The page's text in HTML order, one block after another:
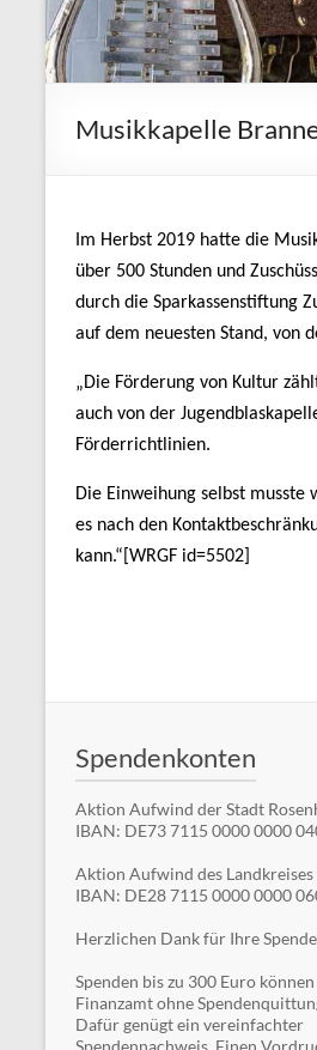
Musikkapelle
Im Herbst 2019 hatte die
über 500 Stunden und
durch die Sparkassenstiftung
auf dem neuesten Stand, von
„Die Förderung von Kultur
auch von der
Förderrichtlinien.
Die Einweihung selbst musste
es nach den
kann.“[WRGF id=5502]
Spendenkonten
Aktion Aufwind der Stadt
IBAN: DE73 7115 0000 0000
Aktion Aufwind des Landkreises
IBAN: DE28 7115 0000 0000
Herzlichen Dank für Ihre
Spenden bis zu 300 Euro können
Finanzamt ohne
Dafür genügt ein vereinfachter